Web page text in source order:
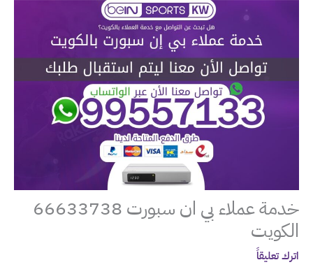
خدمة عملاء بي ان سبورت 66633738
الكويت
اترك تعليقاً